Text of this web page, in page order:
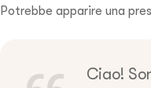
Potrebbe apparire una
Ciao!